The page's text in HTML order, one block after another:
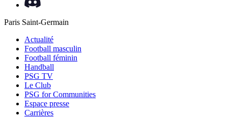
Paris Saint-Germain
Actualité
Football masculin
Football féminin
Handball
PSG TV
Le Club
PSG for Communities
Espace presse
Carrières